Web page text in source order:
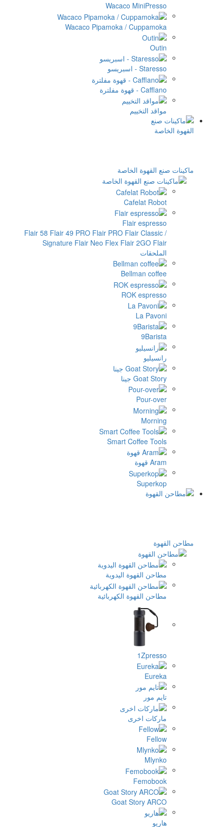
Wacaco MiniPresso
Wacaco Pipamoka / Cuppamoka
Outin
Staresso - اسبريسو
Cafflano - قهوة مفلترة
مواقد التخييم
ماكينات صنع القهوة الخاصة
Cafelat Robot
Flair espresso
Flair 58 Flair 49 PRO Flair PRO Flair Classic /
Signature Flair Neo Flex Flair 2GO Flair
الملحقات
Bellman coffee
ROK espresso
La Pavoni
9Barista
رانسيليو
Goat Story جينا
Pour-over
Morning
Smart Coffee Tools
Aram قهوة
Superkop
مطاحن القهوة
مطاحن القهوة اليدوية
مطاحن القهوة الكهربائية
1Zpresso
Eureka
تايم مور
ماركات اخرى
Fellow
Mlynko
Femobook
Goat Story ARCO
هاريو